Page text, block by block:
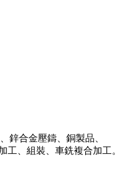
鋅合金壓鑄、銅製品、
工、組裝、車銑複合加工。